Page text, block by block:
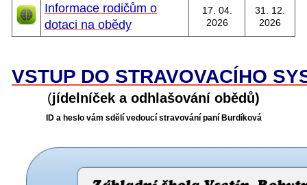
Informace rodičům o
dotaci na obědy
17. 04.
2026
31. 12.
2026
VSTUP DO STRAVOVACÍHO
(jídelníček a odhlašování obědů)
ID a heslo vám sdělí vedoucí stravování paní Burdíková